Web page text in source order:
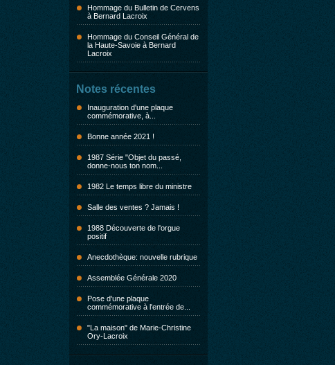
Hommage du Bulletin de Cervens
à Bernard Lacroix
Hommage du Conseil Général de
la Haute-Savoie à Bernard
Lacroix
Notes récentes
Inauguration d'une plaque
commémorative, à...
Bonne année 2021 !
1987 Série "Objet du passé,
donne-nous ton nom...
1982 Le temps libre du ministre
Salle des ventes ? Jamais !
1988 Découverte de l'orgue
positif
Anecdothèque: nouvelle rubrique
Assemblée Générale 2020
Pose d'une plaque
commémorative à l'entrée de...
"La maison" de Marie-Christine
Ory-Lacroix